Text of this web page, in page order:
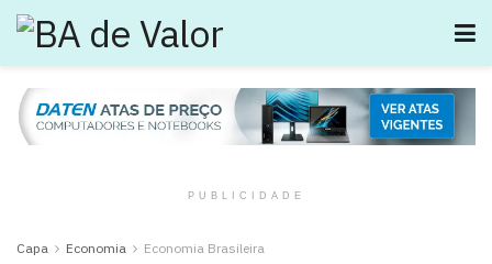
PUBLICIDADE
Capa Economia Economia Brasileira